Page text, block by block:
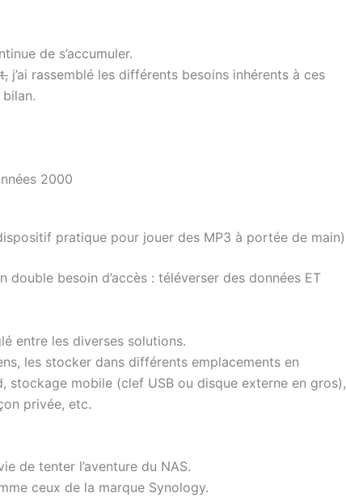
de s’accumuler.
j’ai rassemblé les différents besoins inhérents à ces
2000
pratique pour jouer des MP3 à portée de main)
double besoin d’accès : téléverser des données ET
entre les diverses solutions.
les stocker dans différents emplacements en
stockage mobile (clef USB ou disque externe en gros),
privée, etc.
de tenter l’aventure du NAS.
ceux de la marque Synology.